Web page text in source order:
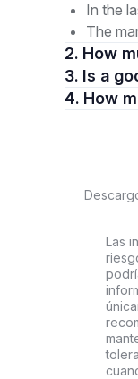
In the
The
2. How
3. Is
Las